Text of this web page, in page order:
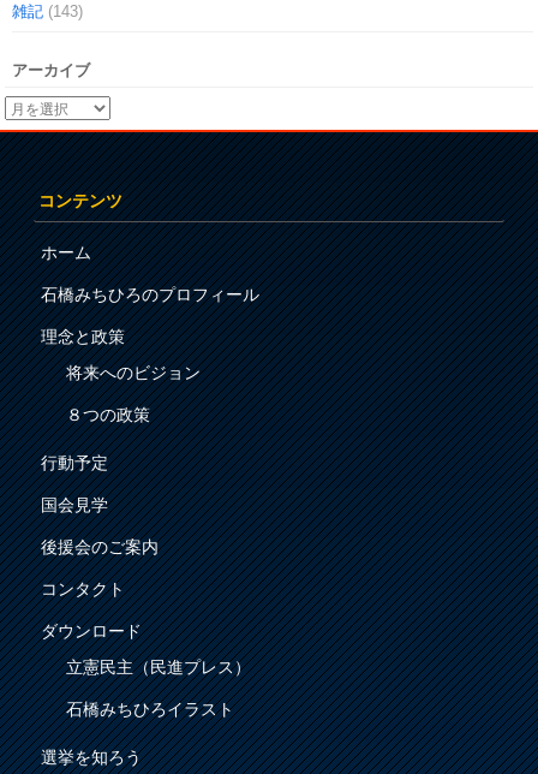
雑記 (143)
アーカイブ
コンテンツ
ホーム
石橋みちひろのプロフィール
理念と政策
将来へのビジョン
８つの政策
行動予定
国会見学
後援会のご案内
コンタクト
ダウンロード
立憲民主（民進プレス）
石橋みちひろイラスト
選挙を知ろう